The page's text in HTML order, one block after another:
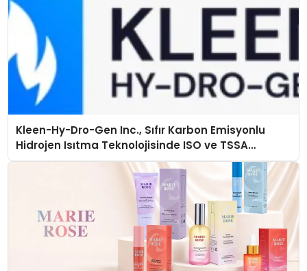
Kleen-Hy-Dro-Gen Inc., Sıfır Karbon Emisyonlu
Hidrojen Isıtma Teknolojisinde ISO ve TSSA
Düzenleyici Onaylarını Aldı